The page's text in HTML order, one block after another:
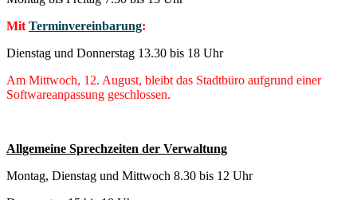
Mit Terminvereinbarung:
Dienstag und Donnerstag 13.30 bis 18 Uhr
Am Mittwoch, 12. August, bleibt das Stadtbüro aufgrund einer
Softwareanpassung geschlossen.
Allgemeine Sprechzeiten der Verwaltung
Montag, Dienstag und Mittwoch 8.30 bis 12 Uhr